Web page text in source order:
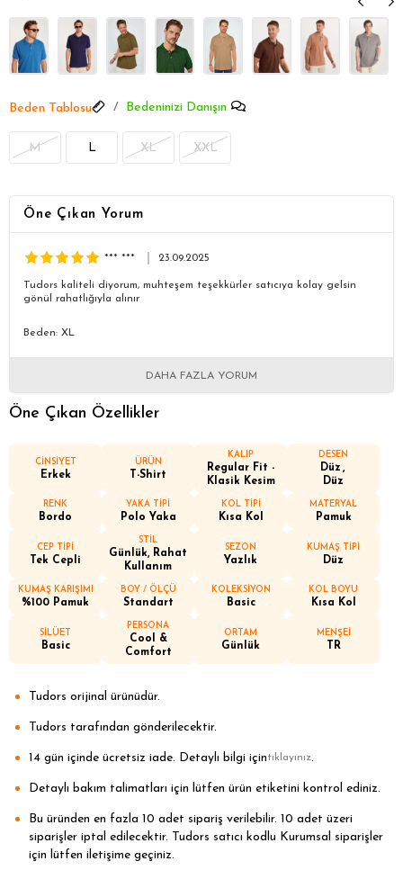
Beden Tablosu Bedeninizi Danışın
M L XL XXL
Öne Çıkan Yorum
*** *** 23.09.2025
Tudors kaliteli diyorum, muhteşem teşekkürler satıcıya kolay gelsin
gönül rahatlığıyla alınır
Beden: XL
DAHA FAZLA YORUM
Öne Çıkan Özellikler
CİNSİYET
Erkek
ÜRÜN
T-Shirt
KALIP
Regular Fit -
Klasik Kesim
DESEN
Düz
Düz
RENK
Bordo
YAKA TİPİ
Polo Yaka
KOL TİPİ
Kısa Kol
MATERYAL
Pamuk
CEP TİPİ
Tek Cepli
STİL
Günlük, Rahat
Kullanım
SEZON
Yazlık
KUMAŞ TİPİ
Düz
KUMAŞ KARIŞIMI
%100 Pamuk
BOY / ÖLÇÜ
Standart
KOLEKSİYON
Basic
KOL BOYU
Kısa Kol
SİLÜET
Basic
PERSONA
Cool &
Comfort
ORTAM
Günlük
MENŞEİ
TR
Tudors orijinal ürünüdür.
Tudors tarafından gönderilecektir.
14 gün içinde ücretsiz iade. Detaylı bilgi içintıklayınız.
Detaylı bakım talimatları için lütfen ürün etiketini kontrol ediniz.
Bu üründen en fazla 10 adet sipariş verilebilir. 10 adet üzeri
siparişler iptal edilecektir. Tudors satıcı kodlu Kurumsal siparişler
için lütfen iletişime geçiniz.